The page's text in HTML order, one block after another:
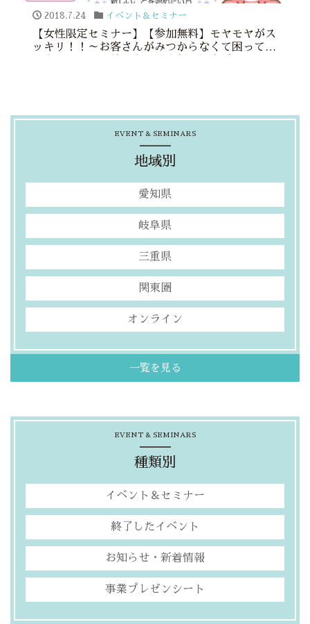
2018.7.24 イベント＆セミナー
【女性限定セミナー】【参加無料】モヤモヤがス
ッキリ！！～お客さんがみつからなくて困ってい
EVENT & SEMINARS
地域別
愛知県
岐阜県
三重県
関東圏
オンライン
一覧を見る
EVENT & SEMINARS
種類別
イベント＆セミナー
終了したイベント
お知らせ・新着情報
事業プレゼンシート